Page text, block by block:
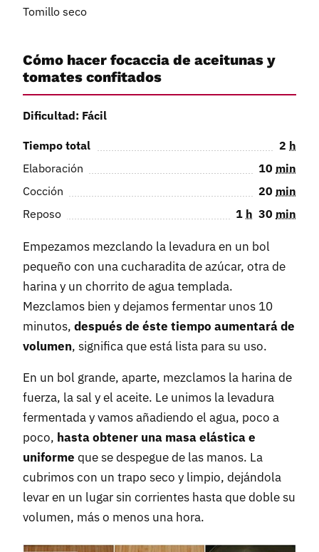
Tomillo seco
Cómo hacer focaccia de aceitunas y
tomates confitados
Dificultad: Fácil
Tiempo total 2 h
Elaboración
10 min
Cocción
20 min
Reposo
1 h 30 min
Empezamos mezclando la levadura en un bol
pequeño con una cucharadita de azúcar, otra de
harina y un chorrito de agua templada.
Mezclamos bien y dejamos fermentar unos 10
minutos, después de éste tiempo aumentará de
volumen, significa que está lista para su uso.
En un bol grande, aparte, mezclamos la harina de
fuerza, la sal y el aceite. Le unimos la levadura
fermentada y vamos añadiendo el agua, poco a
poco, hasta obtener una masa elástica e
uniforme que se despegue de las manos. La
cubrimos con un trapo seco y limpio, dejándola
levar en un lugar sin corrientes hasta que doble su
volumen, más o menos una hora.